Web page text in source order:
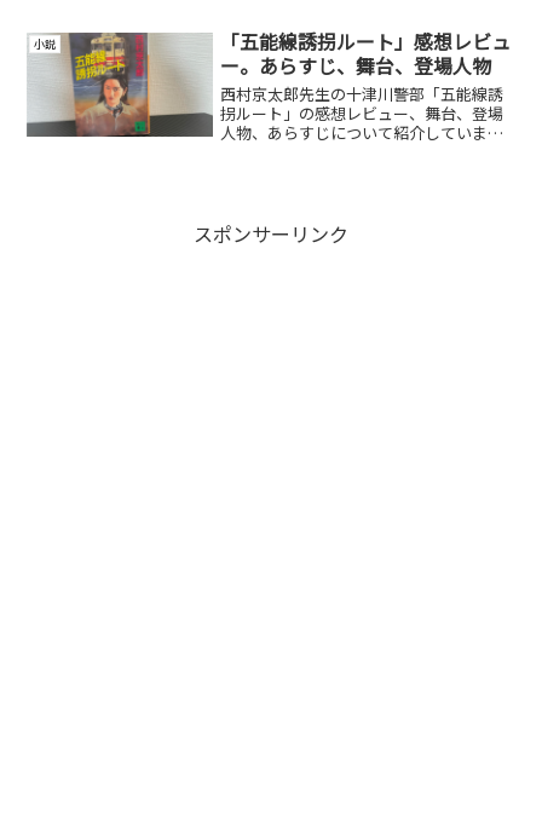
小説
「五能線誘拐ルート」感想レビュ
ー。あらすじ、舞台、登場人物
西村京太郎先生の十津川警部「五能線誘
拐ルート」の感想レビュー、舞台、登場
人物、あらすじについて紹介していま
スポンサーリンク